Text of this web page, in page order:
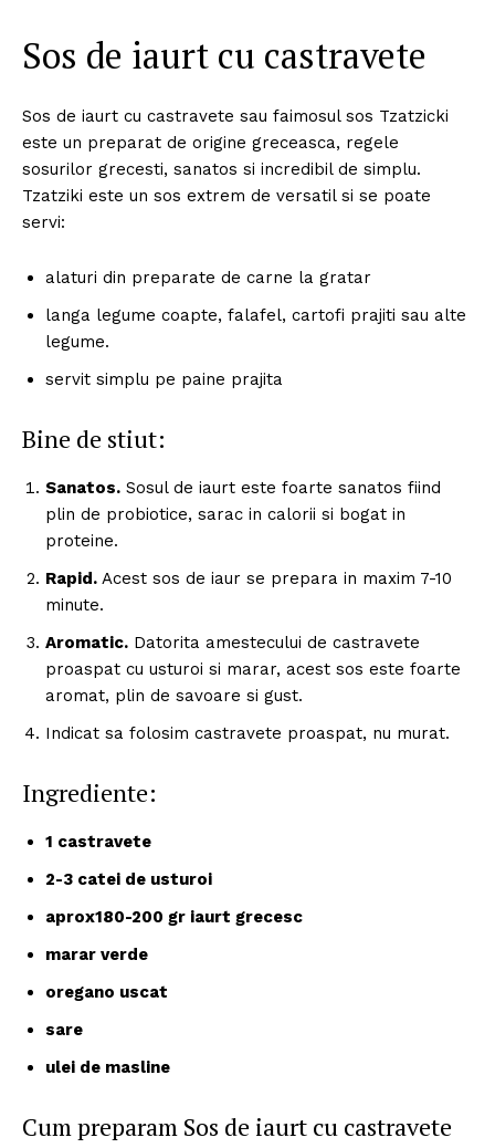
Sos de iaurt cu castravete
Sos de iaurt cu castravete sau faimosul sos Tzatzicki
este un preparat de origine greceasca, regele
sosurilor grecesti, sanatos si incredibil de simplu.
Tzatziki este un sos extrem de versatil si se poate
servi:
alaturi din preparate de carne la gratar
langa legume coapte, falafel, cartofi prajiti sau alte
legume.
servit simplu pe paine prajita
Bine de stiut:
Sanatos. Sosul de iaurt este foarte sanatos fiind
plin de probiotice, sarac in calorii si bogat in
proteine.
Rapid. Acest sos de iaur se prepara in maxim 7-10
minute.
Aromatic. Datorita amestecului de castravete
proaspat cu usturoi si marar, acest sos este foarte
aromat, plin de savoare si gust.
Indicat sa folosim castravete proaspat, nu murat.
Ingrediente:
1 castravete
2-3 catei de usturoi
aprox180-200 gr iaurt grecesc
marar verde
oregano uscat
sare
ulei de masline
Cum preparam Sos de iaurt cu castravete